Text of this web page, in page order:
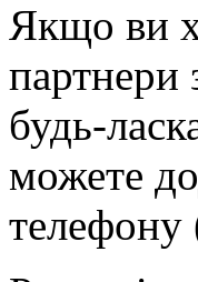
Якщо ви
будь-
можете